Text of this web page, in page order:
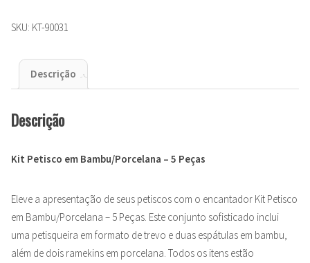
SKU: KT-90031
Descrição
Descrição
Kit Petisco em Bambu/Porcelana – 5 Peças
Eleve a apresentação de seus petiscos com o encantador Kit Petisco
em Bambu/Porcelana – 5 Peças. Este conjunto sofisticado inclui
uma petisqueira em formato de trevo e duas espátulas em bambu,
além de dois ramekins em porcelana. Todos os itens estão